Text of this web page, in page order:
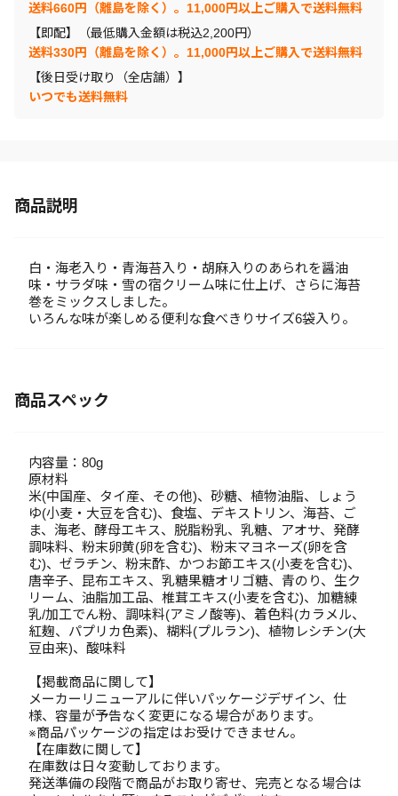
送料660円（離島を除く）。11,000円以上ご購入で送料無料
【即配】（最低購入金額は税込2,200円）
送料330円（離島を除く）。11,000円以上ご購入で送料無料
【後日受け取り（全店舗）】
いつでも送料無料
商品説明
白・海老入り・青海苔入り・胡麻入りのあられを醤油
味・サラダ味・雪の宿クリーム味に仕上げ、さらに海苔
巻をミックスしました。
いろんな味が楽しめる便利な食べきりサイズ6袋入り。
商品スペック
内容量：80g
原材料
米(中国産、タイ産、その他)、砂糖、植物油脂、しょう
ゆ(小麦・大豆を含む)、食塩、デキストリン、海苔、ご
ま、海老、酵母エキス、脱脂粉乳、乳糖、アオサ、発酵
調味料、粉末卵黄(卵を含む)、粉末マヨネーズ(卵を含
む)、ゼラチン、粉末酢、かつお節エキス(小麦を含む)、
唐辛子、昆布エキス、乳糖果糖オリゴ糖、青のり、生ク
リーム、油脂加工品、椎茸エキス(小麦を含む)、加糖練
乳/加工でん粉、調味料(アミノ酸等)、着色料(カラメル、
紅麹、パプリカ色素)、糊料(プルラン)、植物レシチン(大
豆由来)、酸味料
【掲載商品に関して】
メーカーリニューアルに伴いパッケージデザイン、仕
様、容量が予告なく変更になる場合があります。
※商品パッケージの指定はお受けできません。
【在庫数に関して】
在庫数は日々変動しております。
発送準備の段階で商品がお取り寄せ、完売となる場合は